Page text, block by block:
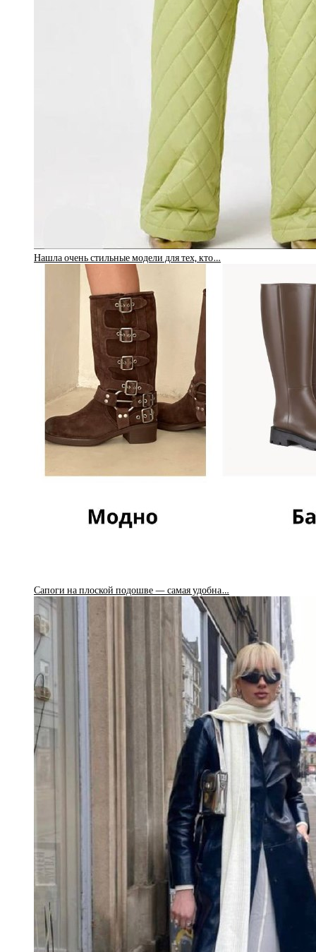
Нашла очень стильные модели для тех, кто…
Сапоги на плоской подошве — самая удобна…